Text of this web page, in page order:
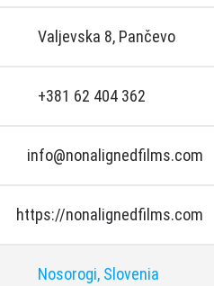
Valjevska 8, Pančevo
+381 62 404 362
info@nonalignedfilms.com
https://nonalignedfilms.com
Nosorogi, Slovenia